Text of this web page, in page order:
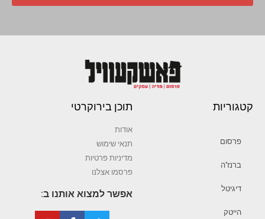
קטגוריות
פרסום
ברנז’ה
דיגיטל
הייטק
תוכן בירוקרטי
אודות
תנאי שימוש
מדיניות פרטיות
פרסמו אצלנו
אפשר למצוא אותנו ב: